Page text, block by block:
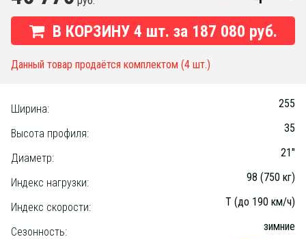
В КОРЗИНУ 4 шт. за 187 080 руб.
Данный товар продаётся комплектом (4 шт.)
Ширина: 255
Высота профиля: 35
Диаметр: 21"
Индекс нагрузки: 98 (750 кг)
Индекс скорости: T (до 190 км/ч)
Сезонность: зимние